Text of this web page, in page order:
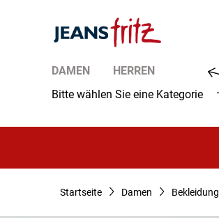
DAMEN
HERREN
Bitte wählen Sie eine Kategorie
Startseite Damen Bekleidung